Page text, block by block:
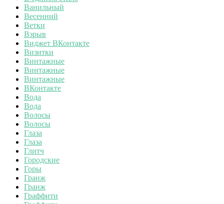
Ванильный
Весенний
Ветки
Взрыв
Виджет ВКонтакте
Визитки
Винтажные
Винтажные
Винтажные
ВКонтакте
Вода
Вода
Волосы
Волосы
Глаза
Глаза
Глитч
Городские
Горы
Гранж
Гранж
Граффити